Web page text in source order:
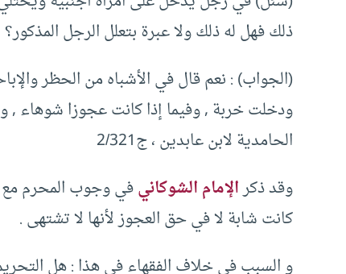
ذلك فهل له ذلك ولا عبرة بتعلل الرجل المذكور؟
(الجواب) : نعم قال في الأشباه من الحظر
ودخلت خربة , وفيما إذا كانت عجوزا شوهاء ,
الحامدية لابن عابدين ، ج2/321
وقد ذكرالإمام الشوكانيفي وجوب المحرم مع
كانت شابة لا في حق العجوز لأنها لا تشتهى .
و السبب في خلاف الفقهاء في هذا : هل